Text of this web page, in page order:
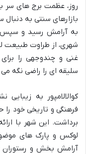
روز، عظمت برج های سر
بازارهای سنتی به
به آرامش رسید و سپس
شهری، از طراوت طبیعت
غنی و چندوجهی را
سلیقه ای را راضی نگه می
کوالالامپور به
فرهنگی و تاریخی خود
برداشت. این شهر با
لوکس و پارک های
آرامش بخش و رستوران